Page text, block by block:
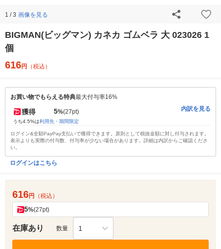
1 / 3 画像を見る
BIGMAN(ビッグマン) カネカ ゴムベラ 大 023026 1
個
616円 （税込）
お買い物でもらえる特典最大付与率16%
獲得 5%(27pt)
うち4.5%は利用先・期間限定
内訳を見る
ログイン&全額PayPay支払いで獲得できます。原則として税抜金額に対し付与されます。
表示よりも実際の付与数、付与率が少ない場合があります。詳細は内訳からご確認くださ
い。
ログインはこちら
616円 （税込）
5%(27pt)
在庫あり 数量 1